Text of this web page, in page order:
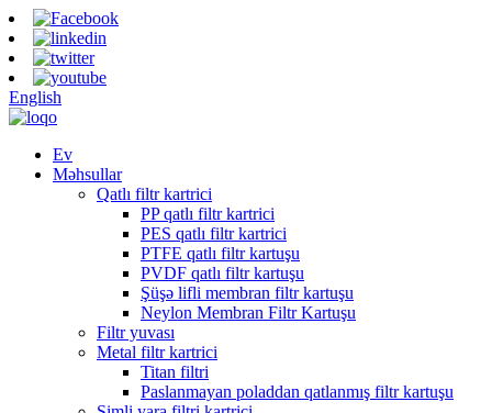
English
Ev
Məhsullar
Qatlı filtr kartrici
PP qatlı filtr kartrici
PES qatlı filtr kartrici
PTFE qatlı filtr kartuşu
PVDF qatlı filtr kartuşu
Şüşə lifli membran filtr kartuşu
Neylon Membran Filtr Kartuşu
Filtr yuvası
Metal filtr kartrici
Titan filtri
Paslanmayan poladdan qatlanmış filtr kartuşu